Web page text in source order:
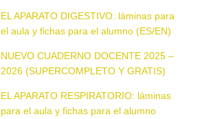
EL APARATO DIGESTIVO: láminas para
el aula y fichas para el alumno (ES/EN)
NUEVO CUADERNO DOCENTE 2025 –
2026 (SUPERCOMPLETO Y GRATIS)
EL APARATO RESPIRATORIO: láminas
para el aula y fichas para el alumno